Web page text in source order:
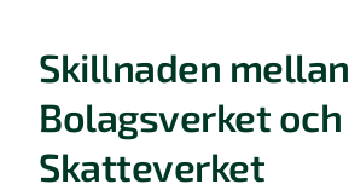
Skillnaden mellan
Bolagsverket och
Skatteverket